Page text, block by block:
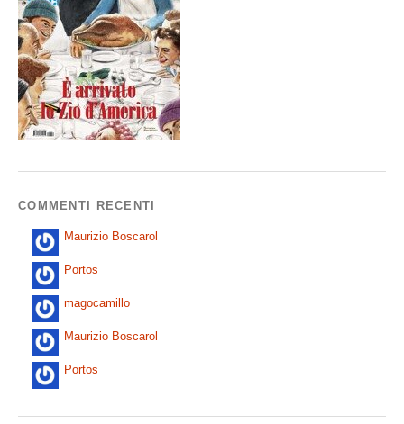
COMMENTI RECENTI
Maurizio Boscarol
Portos
magocamillo
Maurizio Boscarol
Portos